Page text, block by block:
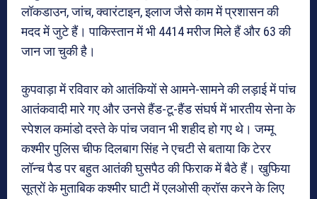
लॉकडाउन, जांच, क्वारंटाइन, इलाज जैसे काम में प्रशासन की
मदद में जुटे हैं। पाकिस्तान में भी 4414 मरीज मिले हैं और 63 की
जान जा चुकी है।
कुपवाड़ा में रविवार को आतंकियों से आमने-सामने की लड़ाई में पांच
आतंकवादी मारे गए और उनसे हैंड-टू-हैंड संघर्ष में भारतीय सेना के
स्पेशल कमांडो दस्ते के पांच जवान भी शहीद हो गए थे। जम्मू
कश्मीर पुलिस चीफ दिलबाग सिंह ने एचटी से बताया कि टेरर
लॉन्च पैड पर बहुत आतंकी घुसपैठ की फिराक में बैठे हैं। खुफिया
सूत्रों के मुताबिक कश्मीर घाटी में एलओसी क्रॉस करने के लिए